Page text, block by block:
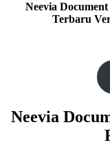
Neevia
Terbaru
Neevia